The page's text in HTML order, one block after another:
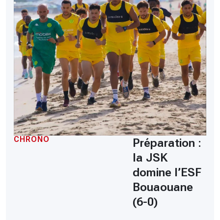
CHRONO
Préparation :
la JSK
domine l’ESF
Bouaouane
(6-0)